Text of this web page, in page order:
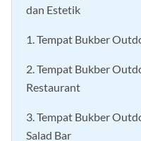
dan Estetik
1. Tempat Bukber
2. Tempat Bukber
Restaurant
3. Tempat Bukber
Salad Bar